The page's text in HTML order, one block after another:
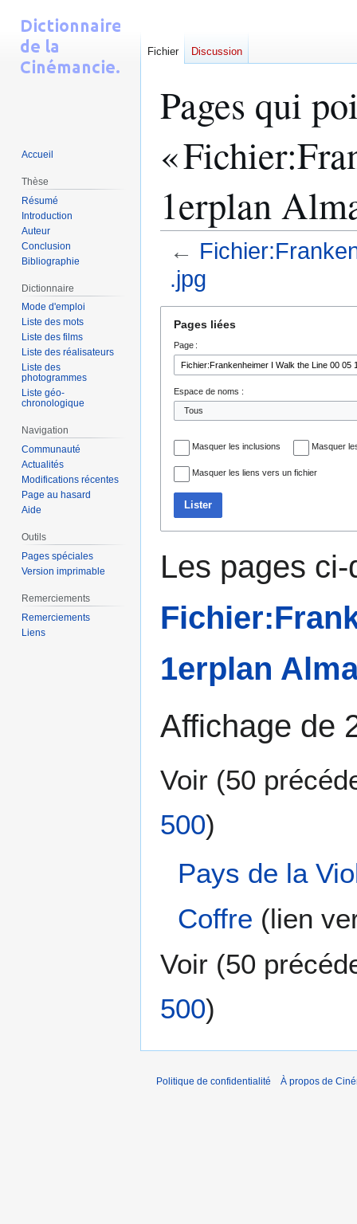
Pages qui
«
1erplan
←
.jpg
navigation
recherche
Pages liées
Page :
Espace de noms :
Masquer les inclusions Masquer
Masquer les liens vers un fichier
Lister
Les pages
1erplan
Affichage de
Voir (50
500)
Pays de la
Coffre (lien
Voir (50
500)
Fichier Discussion
Accueil
Thèse
Résumé
Introduction
Auteur
Conclusion
Bibliographie
Dictionnaire
Mode d'emploi
Liste des mots
Liste des films
Liste des réalisateurs
Liste des
photogrammes
Liste géo-
chronologique
Navigation
Communauté
Actualités
Modifications récentes
Page au hasard
Aide
Outils
Pages spéciales
Version imprimable
Remerciements
Remerciements
Liens
Politique de confidentialité À propos de